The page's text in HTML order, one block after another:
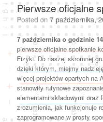
Pierwsze oficjalne
Posted on 7 października,
7 października o godzinie
pierwsze oficjalne spotkanie
Fizyki. Do naszej skromnej
dzięki którym, miejmy
więcej projektów opartych na
stanowiły rutynowe
elementami składowymi oraz
zrozumienia, jak funkcjonuje
zaprogramowane w prosty